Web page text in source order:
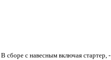
с навесным включая стартер, -